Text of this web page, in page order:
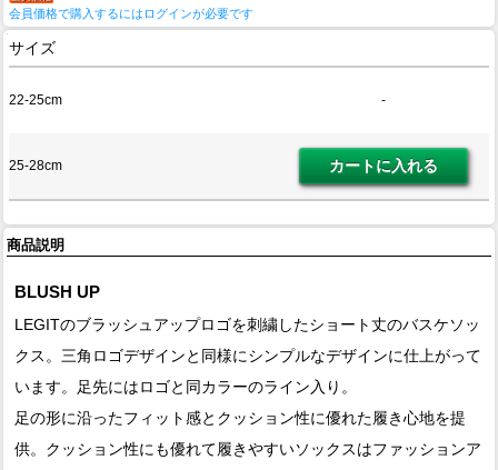
会員価格で購入するにはログインが必要です
サイズ
22-25cm -
25-28cm
商品説明
BLUSH UP
LEGITのブラッシュアップロゴを刺繍したショート丈のバスケソッ
クス。三角ロゴデザインと同様にシンプルなデザインに仕上がって
います。足先にはロゴと同カラーのライン入り。
足の形に沿ったフィット感とクッション性に優れた履き心地を提
供。クッション性にも優れて履きやすいソックスはファッションア